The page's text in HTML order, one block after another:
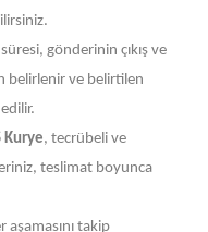
gönderinin çıkış ve
belirlenir ve belirtilen
Kurye, tecrübeli ve
teslimat boyunca
aşamasını takip